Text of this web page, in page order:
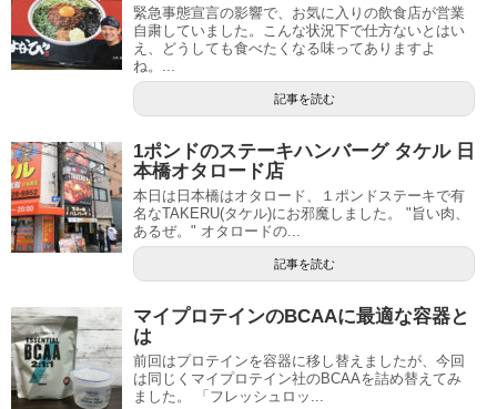
緊急事態宣言の影響で、お気に入りの飲食店が営業
自粛していました。こんな状況下で仕方ないとはい
え、どうしても食べたくなる味ってありますよ
ね。...
記事を読む
1ポンドのステーキハンバーグ タケル 日
本橋オタロード店
本日は日本橋はオタロード、１ポンドステーキで有
名なTAKERU(タケル)にお邪魔しました。 "旨い肉、
あるぜ。" オタロードの...
記事を読む
マイプロテインのBCAAに最適な容器と
は
前回はプロテインを容器に移し替えましたが、今回
は同じくマイプロテイン社のBCAAを詰め替えてみ
ました。 「フレッシュロッ...